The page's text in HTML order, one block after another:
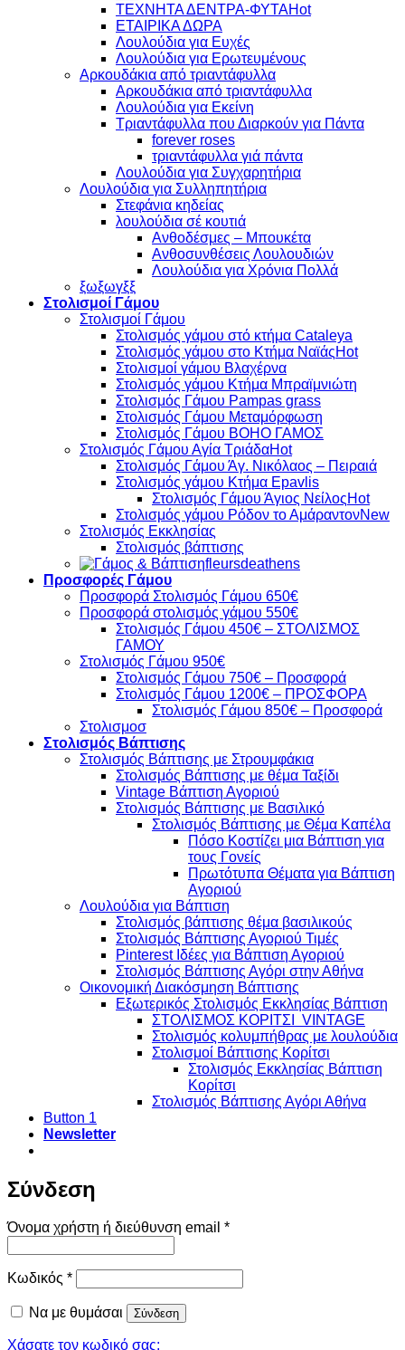
ΤΕΧΝΗΤΑ ΔΕΝΤΡΑ-ΦΥΤΑ
ΕΤΑΙΡΙΚΑ ΔΩΡΑ
Λουλούδια για Ευχές
Λουλούδια για Ερωτευμένους
Aρκουδάκια από τριαντάφυλλα
Aρκουδάκια από τριαντάφυλλα
Λουλούδια για Εκείνη
Τριαντάφυλλα που Διαρκούν για Πάντα
forever roses
τριαντάφυλλα γιά πάντα
Λουλούδια για Συγχαρητήρια
Λουλούδια για Συλληπητήρια
Στεφάνια κηδείας
λουλούδια σέ κουτιά
Ανθοδέσμες – Μπουκέτα
Ανθοσυνθέσεις Λουλουδιών
Λουλούδια για Χρόνια Πολλά
ξωξωγξξ
Στολισμοί Γάμου
Στολισμοί Γάμου
Στολισμός γάμου στό κτήμα Cataleya
Στολισμός γάμου στο Κτήμα Ναϊάς
Στολισμοί γάμου Βλαχέρνα
Στολισμός γάμου Κτήμα Μπραϊμνιώτη
Στολισμός Γάμου Pampas grass
Στολισμός Γάμου Μεταμόρφωση
Στολισμός Γάμου BOHO ΓΑΜΟΣ
Στολισμός Γάμου Αγία Τριάδα
Στολισμός Γάμου Άγ. Νικόλαος – Πειραιά
Στολισμός γάμου Κτήμα Epavlis
Στολισμός Γάμου Άγιος Νείλος
Στολισμός γάμου Ρόδον το Αμάραντον
Στολισμός Εκκλησίας
Στολισμός βάπτισης
fleursdeathens
Προσφορές Γάμου
Προσφορά Στολισμός Γάμου 650€
Προσφορά στολισμός γάμου 550€
Στολισμός Γάμου 450€ – ΣΤΟΛΙΣΜΟΣ
ΓΑΜΟΥ
Στολισμός Γάμου 950€
Στολισμός Γάμου 750€ – Προσφορά
Στολισμός Γάμου 1200€ – ΠΡΟΣΦΟΡΑ
Στολισμός Γάμου 850€ – Προσφορά
Στολισμοσ
Στολισμός Βάπτισης
Στολισμός Βάπτισης με Στρουμφάκια
Στολισμός Βάπτισης με θέμα Ταξίδι
Vintage Βάπτιση Αγοριού
Στολισμός Βάπτισης με Βασιλικό
Στολισμός Βάπτισης με Θέμα Καπέλα
Πόσο Κοστίζει μια Βάπτιση για
τους Γονείς
Πρωτότυπα Θέματα για Βάπτιση
Αγοριού
Λουλούδια για Βάπτιση
Στολισμός βάπτισης θέμα βασιλικούς
Στολισμός Βάπτισης Αγοριού Τιμές
Pinterest Ιδέες για Βάπτιση Αγοριού
Στολισμός Βάπτισης Αγόρι στην Αθήνα
Οικονομική Διακόσμηση Βάπτισης
Εξωτερικός Στολισμός Εκκλησίας Βάπτιση
ΣΤΟΛΙΣΜΟΣ ΚΟΡΙΤΣΙ VINTAGE
Στολισμός κολυμπήθρας με λουλούδια
Στολισμοί Βάπτισης Κορίτσι
Στολισμός Εκκλησίας Βάπτιση
Κορίτσι
Στολισμός Βάπτισης Αγόρι Αθήνα
Button 1
Newsletter
Σύνδεση
Όνομα χρήστη ή διεύθυνση email *Απαιτείται
Κωδικός *Απαιτείται
Να με θυμάσαι Σύνδεση
Χάσατε τον κωδικό σας;